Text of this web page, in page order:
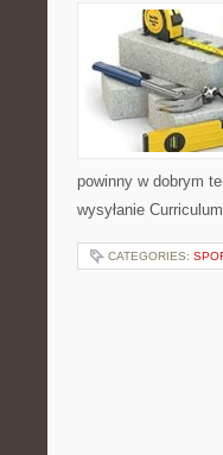
powinny w dobrym
wysyłanie
CATEGORIES: